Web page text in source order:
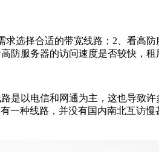
择合适的带宽线路；2、看高
防服务器的访问速度是否较快，租
是以电信和网通为主，这也导致
一种线路，并没有国内南北互访